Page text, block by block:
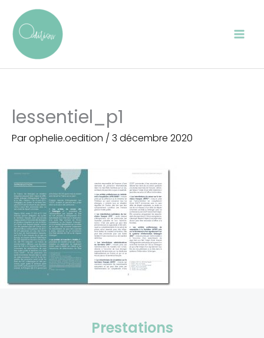
contenu
lessentiel_p1
Parophelie.oedition / 3 décembre 2020
Prestations